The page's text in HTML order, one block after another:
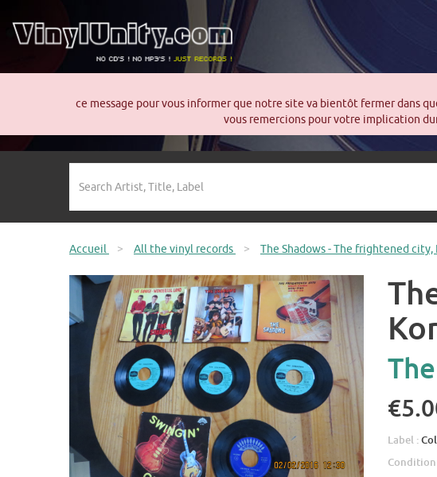
ce message pour vous informer que notre site va bientôt fermer dans
vous remercions pour votre implication
Accueil > All the vinyl records > The Shadows - The frightened city,
Label :